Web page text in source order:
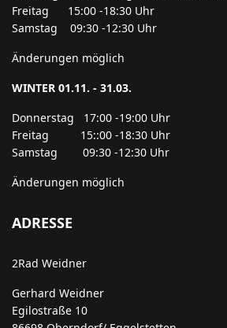
Freitag 15:00 -18:30 Uhr
Samstag 09:30 -12:30 Uhr
Änderungen möglich
WINTER 01.11. - 31.03.
Donnerstag 17:00 -19:00 Uhr
Freitag 15::00 -18:30 Uhr
Samstag 09:30 -12:30 Uhr
Änderungen möglich
ADRESSE
2Rad Weidner
Gerhard Weidner
Egilostraße 10